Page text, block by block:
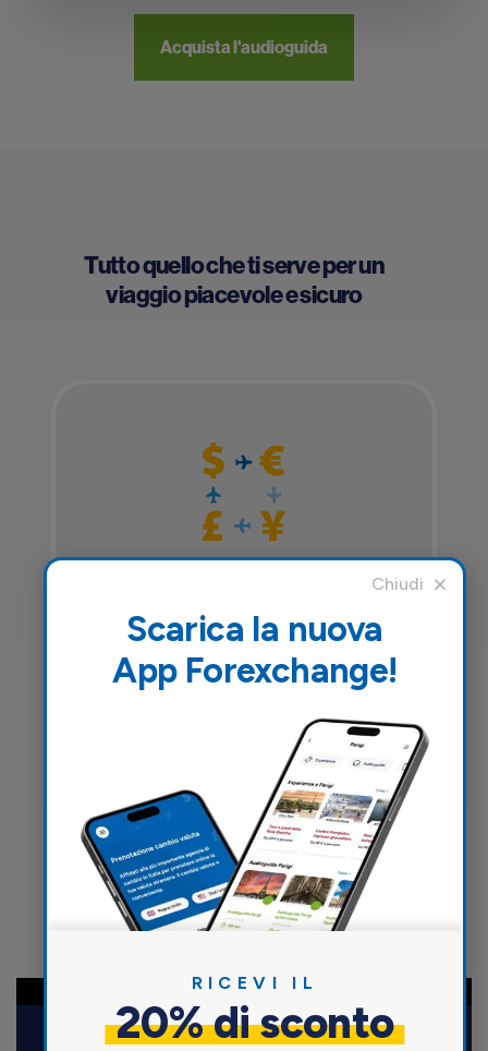
Acquista l'audioguida
Tutto quello che ti serve per un
viaggio piacevole e sicuro
Cambio valuta
Scarica la nuova
App Forexchange!
RICEVI IL
20% di sconto